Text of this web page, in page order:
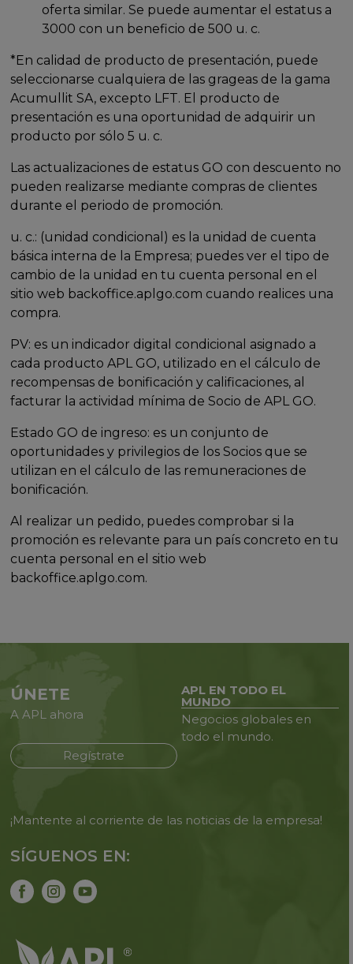
oferta similar. Se puede aumentar el estatus a
3000 con un beneficio de 500 u. c.
*En calidad de producto de presentación, puede
seleccionarse cualquiera de las grageas de la gama
Acumullit SA, excepto LFT. El producto de
presentación es una oportunidad de adquirir un
producto por sólo 5 u. c.
Las actualizaciones de estatus GO con descuento no
pueden realizarse mediante compras de clientes
durante el periodo de promoción.
u. c.: (unidad condicional) es la unidad de cuenta
básica interna de la Empresa; puedes ver el tipo de
cambio de la unidad en tu cuenta personal en el
sitio web backoffice.aplgo.com cuando realices una
compra.
PV: es un indicador digital condicional asignado a
cada producto APL GO, utilizado en el cálculo de
recompensas de bonificación y calificaciones, al
facturar la actividad mínima de Socio de APL GO.
Estado GO de ingreso: es un conjunto de
oportunidades y privilegios de los Socios que se
utilizan en el cálculo de las remuneraciones de
bonificación.
Al realizar un pedido, puedes comprobar si la
promoción es relevante para un país concreto en tu
cuenta personal en el sitio web
backoffice.aplgo.com.
ÚNETE
A APL ahora
Regístrate
APL EN TODO EL
MUNDO
Negocios globales en
todo el mundo.
¡Mantente al corriente de las noticias de la empresa!
SÍGUENOS EN: